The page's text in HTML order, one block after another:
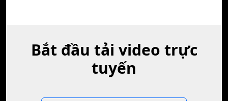
Bắt đầu tải video trực
tuyến